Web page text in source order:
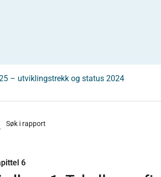
– utviklingstrekk og status 2024
Søk i rapport
6